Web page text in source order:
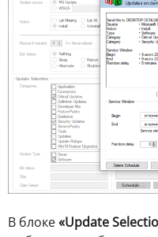
В блоке«Update